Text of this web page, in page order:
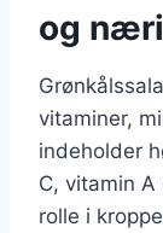
og
vitaminer,
indeholder
C, vitamin
rolle i